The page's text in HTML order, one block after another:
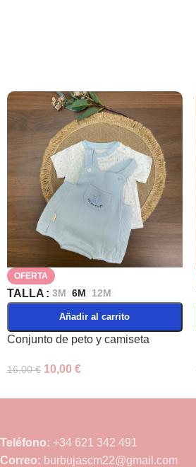
OFERTA
TALLA 3M 6M 12M
Añadir al carrito
Conjunto de peto y camiseta
16,00€ 10,00 €
Teléfono: +34 621 342 491
Correo: burbujascm22@gmail.com